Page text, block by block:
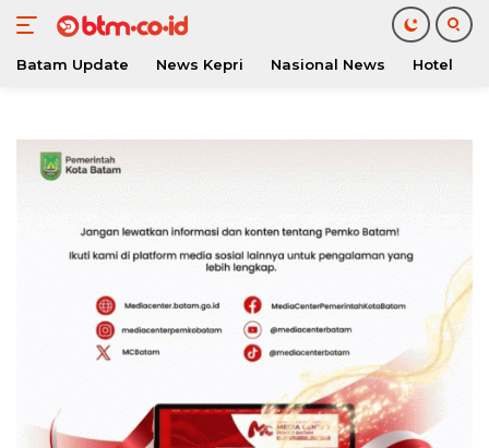
konten
Batam Update News Kepri Nasional News Hotel